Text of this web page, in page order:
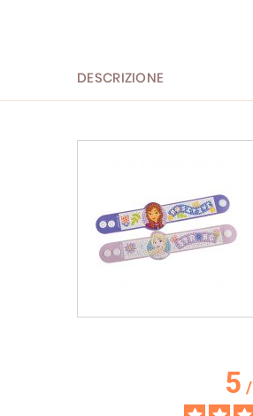
immagini
DESCRIZIONE
5/